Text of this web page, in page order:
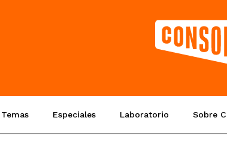
Temas Especiales Laboratorio Sobre